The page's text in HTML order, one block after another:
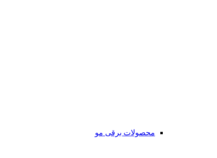
محصولات برقی مو